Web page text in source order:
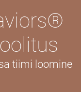
tiimi loomine